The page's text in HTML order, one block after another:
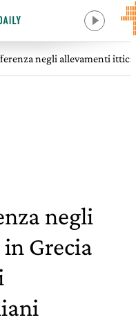
negli allevamenti
negli
Grecia